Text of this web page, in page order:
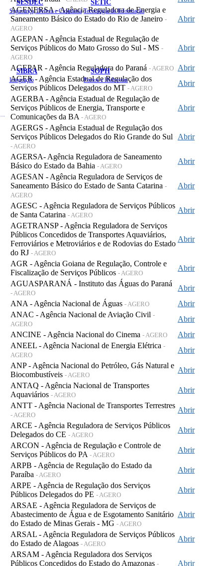
SESDEC
Segurança, Defesa e Cidadania
SETIC
Tecnologia da Informação
SIBRA
Integração
SOPH
Portos e Hidrovias
AGENERSA - Agência Reguladora de Energia e
Saneamento Básico do Estado do Rio de Janeiro -
AGERO
Abrir
AGEPAN - Agência Estadual de Regulação de
Serviços Públicos do Mato Grosso do Sul - MS -
AGERO
Abrir
AGEPAR - Agência Reguladora do Paraná - AGERO Abrir
AGER - Agência Estadual de Regulação dos
Serviços Públicos Delegados do MT - AGERO
Abrir
AGERBA - Agência Estadual de Regulação de
Serviços Públicos de Energia, Transporte e
Comunicações da BA - AGERO
Abrir
AGERGS - Agência Estadual de Regulação dos
Serviços Públicos Delegados do Rio Grande do Sul
- AGERO
Abrir
AGERSA- Agência Reguladora de Saneamento
Básico do Estado da Bahia - AGERO
Abrir
AGESAN - Agência Reguladora de Serviços de
Saneamento Básico do Estado de Santa Catarina -
AGERO
Abrir
AGESC - Agência Reguladora de Serviços Públicos
de Santa Catarina - AGERO
Abrir
AGETRANSP - Agência Reguladora de Serviços
Públicos Concedidos de Transportes Aquaviários,
Ferroviários e Metroviários e de Rodovias do Estado
do RJ - AGERO
Abrir
AGR - Agência Goiana de Regulação, Controle e
Fiscalização de Serviços Públicos - AGERO
Abrir
AGUASPARANÁ - Instituto das Águas do Paraná
- AGERO
Abrir
ANA - Agência Nacional de Águas - AGERO
Abrir
ANAC - Agência Nacional de Aviação Civil -
AGERO
Abrir
ANCINE - Agência Nacional do Cinema - AGERO
Abrir
ANEEL - Agência Nacional de Energia Elétrica -
AGERO
Abrir
ANP - Agência Nacional do Petróleo, Gás Natural e
Biocombustíveis - AGERO
Abrir
ANTAQ - Agência Nacional de Transportes
Aquaviários - AGERO
Abrir
ANTT - Agência Nacional de Transportes Terrestres
- AGERO
Abrir
ARCE - Agência Reguladora de Serviços Públicos
Delegados do CE - AGERO
Abrir
ARCON - Agência de Regulação e Controle de
Serviços Públicos do PA - AGERO
Abrir
ARPB - Agência de Regulação do Estado da
Paraíba - AGERO
Abrir
ARPE - Agência de Regulação dos Serviços
Públicos Delegados do PE - AGERO
Abrir
ARSAE - Agência Reguladora de Serviços de
Abastecimento de Água e de Esgotamento Sanitário
do Estado de Minas Gerais - MG - AGERO
Abrir
ARSAL - Agência Reguladora de Serviços Públicos
do Estado de Alagoas - AGERO
Abrir
ARSAM - Agência Reguladora dos Serviços
Públicos Concedidos do Estado do Amazonas -
Abrir